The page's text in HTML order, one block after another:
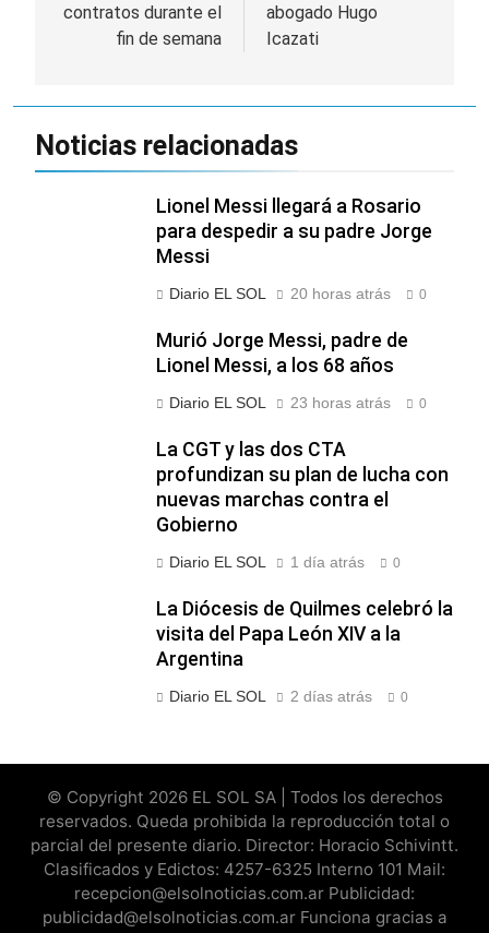
entradas
contratos durante el
fin de semana
abogado Hugo
Icazati
Noticias relacionadas
Lionel Messi llegará a Rosario
para despedir a su padre Jorge
Messi
Diario EL SOL 20 horas atrás 0
Murió Jorge Messi, padre de
Lionel Messi, a los 68 años
Diario EL SOL 23 horas atrás 0
La CGT y las dos CTA
profundizan su plan de lucha con
nuevas marchas contra el
Gobierno
Diario EL SOL 1 día atrás 0
La Diócesis de Quilmes celebró la
visita del Papa León XIV a la
Argentina
Diario EL SOL 2 días atrás 0
© Copyright 2026 EL SOL SA | Todos los derechos
reservados. Queda prohibida la reproducción total o
parcial del presente diario. Director: Horacio Schivintt.
Clasificados y Edictos: 4257-6325 Interno 101 Mail:
recepcion@elsolnoticias.com.ar Publicidad:
publicidad@elsolnoticias.com.ar Funciona gracias a